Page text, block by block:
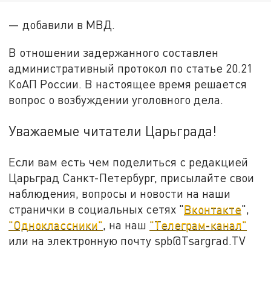
— добавили в МВД.
В отношении задержанного составлен
административный протокол по статье 20.21
КоАП России. В настоящее время решается
вопрос о возбуждении уголовного дела.
Уважаемые читатели Царьграда!
Если вам есть чем поделиться с редакцией
Царьград Санкт-Петербург, присылайте свои
наблюдения, вопросы и новости на наши
странички в социальных сетях "Вконтакте",
"Одноклассники" , на наш "Телеграм-канал"
или на электронную почту spb@Tsargrad.TV